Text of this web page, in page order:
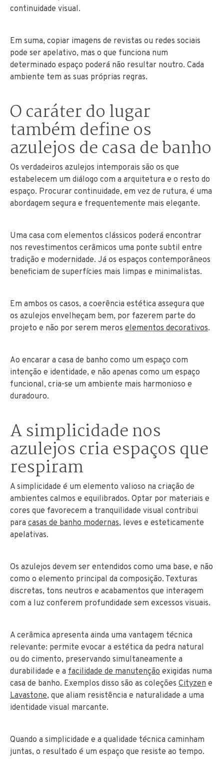
continuidade visual.
Em suma, copiar imagens de revistas ou redes sociais
pode ser apelativo, mas o que funciona num
determinado espaço poderá não resultar noutro. Cada
ambiente tem as suas próprias regras.
O caráter do lugar
também define os
azulejos de casa de banho
Os verdadeiros azulejos intemporais são os que
estabelecem um diálogo com a arquitetura e o resto do
espaço. Procurar continuidade, em vez de rutura, é uma
abordagem segura e frequentemente mais elegante.
Uma casa com elementos clássicos poderá encontrar
nos revestimentos cerâmicos uma ponte subtil entre
tradição e modernidade. Já os espaços contemporâneos
beneficiam de superfícies mais limpas e minimalistas.
Em ambos os casos, a coerência estética assegura que
os azulejos envelheçam bem, por fazerem parte do
projeto e não por serem meros elementos decorativos.
Ao encarar a casa de banho como um espaço com
intenção e identidade, e não apenas como um espaço
funcional, cria-se um ambiente mais harmonioso e
duradouro.
A simplicidade nos
azulejos cria espaços que
respiram
A simplicidade é um elemento valioso na criação de
ambientes calmos e equilibrados. Optar por materiais e
cores que favorecem a tranquilidade visual contribui
para casas de banho modernas, leves e esteticamente
apelativas.
Os azulejos devem ser entendidos como uma base, e não
como o elemento principal da composição. Texturas
discretas, tons neutros e acabamentos que interagem
com a luz conferem profundidade sem excessos visuais.
A cerâmica apresenta ainda uma vantagem técnica
relevante: permite evocar a estética da pedra natural
ou do cimento, preservando simultaneamente a
durabilidade e a facilidade de manutenção exigidas numa
casa de banho. Exemplos disso são as coleções Cityzen e
Lavastone, que aliam resistência e naturalidade a uma
identidade visual marcante.
Quando a simplicidade e a qualidade técnica caminham
juntas, o resultado é um espaço que resiste ao tempo.